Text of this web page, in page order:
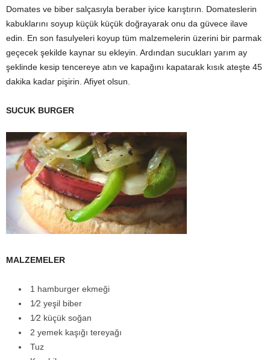
Domates ve biber salçasıyla beraber iyice karıştırın. Domateslerin
kabuklarını soyup küçük küçük doğrayarak onu da güvece ilave
edin. En son fasulyeleri koyup tüm malzemelerin üzerini bir parmak
geçecek şekilde kaynar su ekleyin. Ardından sucukları yarım ay
şeklinde kesip tencereye atın ve kapağını kapatarak kısık ateşte 45
dakika kadar pişirin. Afiyet olsun.
SUCUK BURGER
MALZEMELER
1 hamburger ekmeği
1⁄2 yeşil biber
1⁄2 küçük soğan
2 yemek kaşığı tereyağı
Tuz